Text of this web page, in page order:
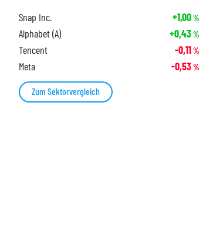
Snap Inc.
+1,00%
Alphabet (A) +0,43%
Tencent -0,11%
Meta -0,53%
Zum Sektorvergleich